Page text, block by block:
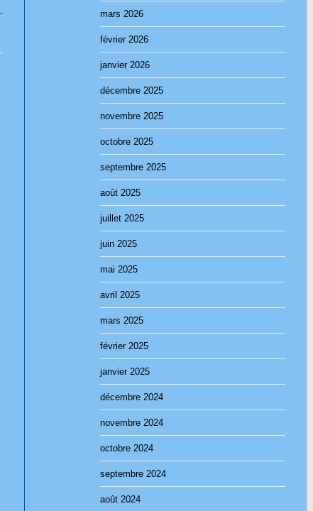
mars 2026
février 2026
janvier 2026
décembre 2025
novembre 2025
octobre 2025
septembre 2025
août 2025
juillet 2025
juin 2025
mai 2025
avril 2025
mars 2025
février 2025
janvier 2025
décembre 2024
novembre 2024
octobre 2024
septembre 2024
août 2024